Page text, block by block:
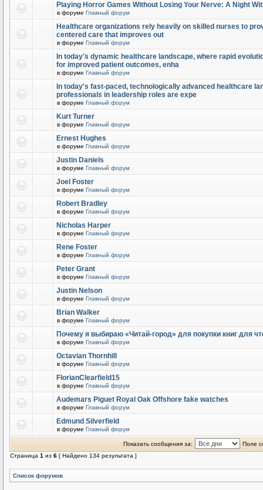
Playing Horror Games Without Losing Your Nerve: A Night
в форуме Главный форум
Healthcare organizations rely heavily on skilled nurses to
centered care that improves out
в форуме Главный форум
In today's dynamic healthcare landscape, where rapid
for improved patient outcomes, enha
в форуме Главный форум
In today's fast-paced, technologically advanced healthcare
professionals in leadership roles are expe
в форуме Главный форум
Kurt Turner
в форуме Главный форум
Ernest Hughes
в форуме Главный форум
Justin Daniels
в форуме Главный форум
Joel Foster
в форуме Главный форум
Robert Bradley
в форуме Главный форум
Nicholas Harper
в форуме Главный форум
Rene Foster
в форуме Главный форум
Peter Grant
в форуме Главный форум
Justin Nelson
в форуме Главный форум
Brian Walker
в форуме Главный форум
Почему я выбираю «Читай-город» для покупки книг для
в форуме Главный форум
Octavian Thornhill
в форуме Главный форум
FlorianClearfield15
в форуме Главный форум
Audemars Piguet Royal Oak Offshore fake watches
в форуме Главный форум
Edmund Silverfield
в форуме Главный форум
Показать сообщения за:
Поле
Страница 1 из 6 [ Найдено 134 результата ]
Список форумов